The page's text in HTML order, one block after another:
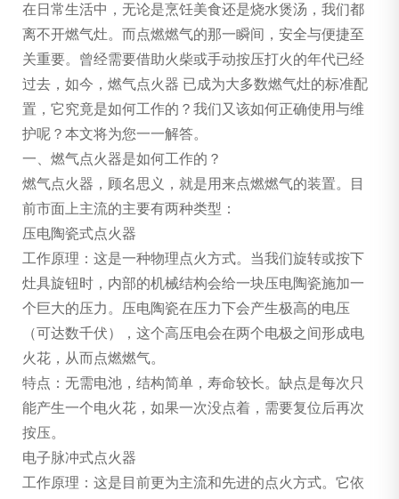
在日常生活中，无论是烹饪美食还是烧水煲汤，我们都
离不开燃气灶。而点燃燃气的那一瞬间，安全与便捷至
关重要。曾经需要借助火柴或手动按压打火的年代已经
过去，如今，燃气点火器 已成为大多数燃气灶的标准配
置，它究竟是如何工作的？我们又该如何正确使用与维
护呢？本文将为您一一解答。
一、燃气点火器是如何工作的？
燃气点火器，顾名思义，就是用来点燃燃气的装置。目
前市面上主流的主要有两种类型：
压电陶瓷式点火器
工作原理：这是一种物理点火方式。当我们旋转或按下
灶具旋钮时，内部的机械结构会给一块压电陶瓷施加一
个巨大的压力。压电陶瓷在压力下会产生极高的电压
（可达数千伏），这个高压电会在两个电极之间形成电
火花，从而点燃燃气。
特点：无需电池，结构简单，寿命较长。缺点是每次只
能产生一个电火花，如果一次没点着，需要复位后再次
按压。
电子脉冲式点火器
工作原理：这是目前更为主流和先进的点火方式。它依